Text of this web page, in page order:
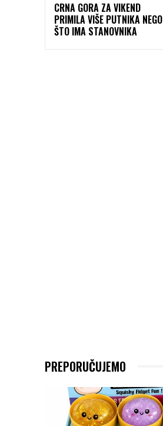
CRNA GORA ZA VIKEND
PRIMILA VIŠE PUTNIKA NEGO
ŠTO IMA STANOVNIKA
PREPORUČUJEMO